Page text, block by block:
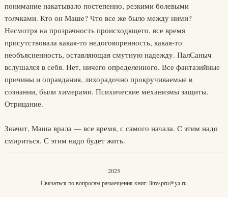
понимание накатывало постепенно, резкими болевыми
толчками. Кто он Маше? Что все же было между ними?
Несмотря на прозрачность происходящего, все время
присутствовала какая-то недоговоренность, какая-то
необъясненность, оставляющая смутную надежду. ПалСаныч
вслушался в себя. Нет, ничего определенного. Все фантазийные
причины и оправдания, лихорадочно прокручиваемые в
сознании, были химерами. Психические механизмы защиты.
Отрицание.
Значит, Маша врала — все время, с самого начала. С этим надо
смириться. С этим надо будет жить.
2025
Связаться по вопросам размещения книг:litrespru@ya.ru